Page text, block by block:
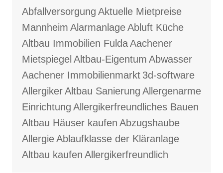
Abfallversorgung Aktuelle Mietpreise
Mannheim AlarmanlageAbluft Küche
Altbau Immobilien FuldaAachener
Mietspiegel Altbau-Eigentum Abwasser
Aachener Immobilienmarkt 3d-software
AllergikerAltbau Sanierung Allergenarme
Einrichtung Allergikerfreundliches Bauen
Altbau Häuser kaufen Abzugshaube
AllergieAblaufklasse der Kläranlage
Altbau kaufen Allergikerfreundlich